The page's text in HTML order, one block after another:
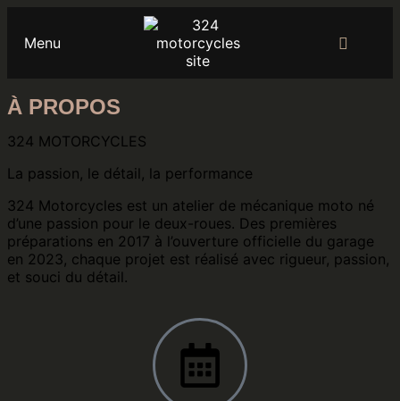
Menu
À PROPOS
324 MOTORCYCLES
La passion, le détail, la performance
324 Motorcycles est un atelier de mécanique moto né
d’une passion pour le deux-roues. Des premières
préparations en 2017 à l’ouverture officielle du garage
en 2023, chaque projet est réalisé avec rigueur, passion,
et souci du détail.